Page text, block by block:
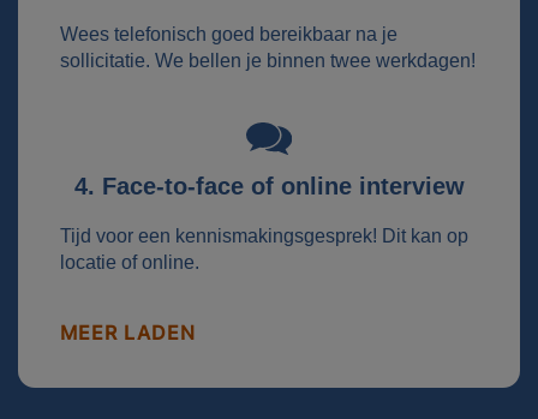
Wees telefonisch goed bereikbaar na je
sollicitatie. We bellen je binnen twee werkdagen!
4. Face-to-face of online interview
Tijd voor een kennismakingsgesprek! Dit kan op
locatie of online.
MEER LADEN